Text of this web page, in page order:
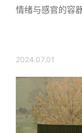
情绪与感官的容
2024.07.01